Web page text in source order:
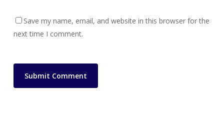
Save my name, email, and website in this browser for the
next time I comment.